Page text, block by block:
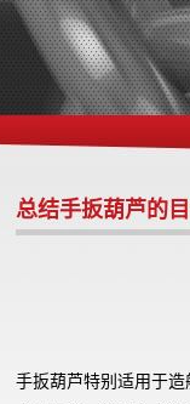
总结手扳葫芦的
手扳葫芦特别适用于